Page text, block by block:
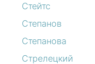
Стейтс
Степанов
Степанова
Стрелецкий